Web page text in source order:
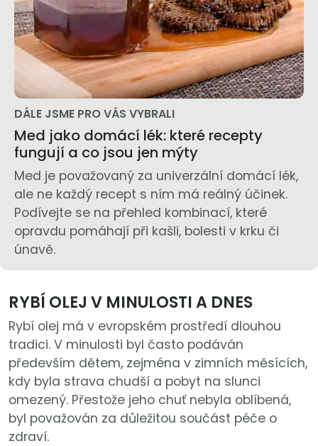
DÁLE JSME PRO VÁS VYBRALI
Med jako domácí lék: které recepty
fungují a co jsou jen mýty
Med je považovaný za univerzální domácí lék,
ale ne každý recept s ním má reálný účinek.
Podívejte se na přehled kombinací, které
opravdu pomáhají při kašli, bolesti v krku či
únavě.
RYBÍ OLEJ V MINULOSTI A DNES
Rybí olej má v evropském prostředí dlouhou
tradici. V minulosti byl často podáván
především dětem, zejména v zimních měsících,
kdy byla strava chudší a pobyt na slunci
omezený. Přestože jeho chuť nebyla oblíbená,
byl považován za důležitou součást péče o
zdraví.